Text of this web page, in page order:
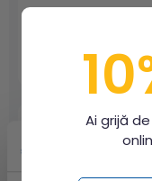
Ai grijă